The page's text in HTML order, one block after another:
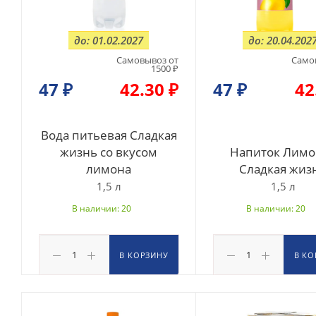
47 ₽
Самовывоз от
1500 ₽
42.30 ₽
Вода питьевая Сладкая
жизнь со вкусом
лимона
до: 01.02.2027
1,5 л
В наличии: 20
В КОРЗИНУ
47 ₽
Напиток
Сладкая
до:
1,5 л
В наличии: 20
В